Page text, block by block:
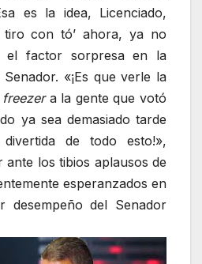
es la idea, Licenciado,
tiro con tó’ ahora, ya no
el factor sorpresa en la
«¡Es que verle la
freezera la gente que votó
ya sea demasiado tarde
de todo esto!»,
ante los tibios aplausos de
esperanzados en
desempeño del Senador